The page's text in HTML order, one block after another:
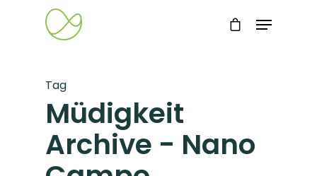
Tag
Müdigkeit
Archive - Nano